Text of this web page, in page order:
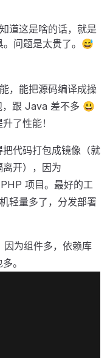
道这是啥的话，就是
问题是太贵了。😅
，能把源码编译成操
，跟 Java 差不多 😃
了性能！
代码打包成镜像（就
开），因为
项目。最好的工
轻量多了，分发部署
为组件多，依赖库
。